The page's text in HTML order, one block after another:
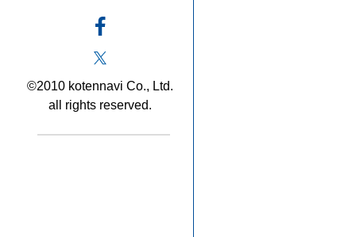
©2010 kotennavi Co., Ltd.
all rights reserved.